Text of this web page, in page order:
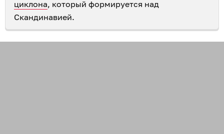
циклона, который формируется над
Скандинавией.